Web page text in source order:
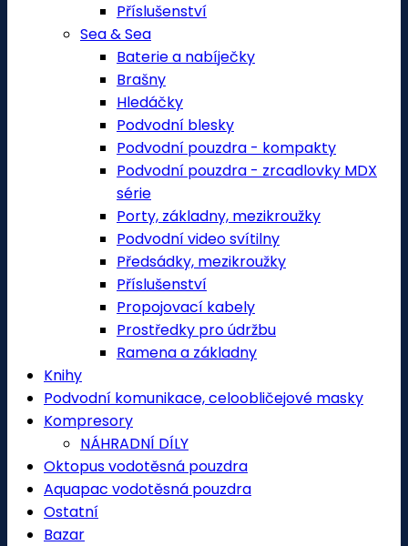
Příslušenství
Sea & Sea
Baterie a nabíječky
Brašny
Hledáčky
Podvodní blesky
Podvodní pouzdra - kompakty
Podvodní pouzdra - zrcadlovky MDX
série
Porty, základny, mezikroužky
Podvodní video svítilny
Předsádky, mezikroužky
Příslušenství
Propojovací kabely
Prostředky pro údržbu
Ramena a základny
Knihy
Podvodní komunikace, celoobličejové masky
Kompresory
NÁHRADNÍ DÍLY
Oktopus vodotěsná pouzdra
Aquapac vodotěsná pouzdra
Ostatní
Bazar